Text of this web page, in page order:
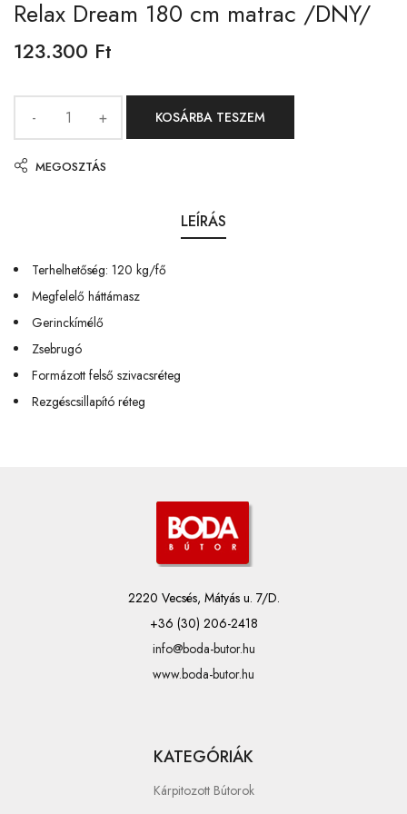
Relax Dream 180 cm matrac /DNY/
123.300 Ft
KOSÁRBA TESZEM
MEGOSZTÁS
LEÍRÁS
Terhelhetőség: 120 kg/fő
Megfelelő háttámasz
Gerinckímélő
Zsebrugó
Formázott felső szivacsréteg
Rezgéscsillapító réteg
2220 Vecsés, Mátyás u. 7/D.
+36 (30) 206-2418
info@boda-butor.hu
www.boda-butor.hu
KATEGÓRIÁK
Kárpitozott Bútorok